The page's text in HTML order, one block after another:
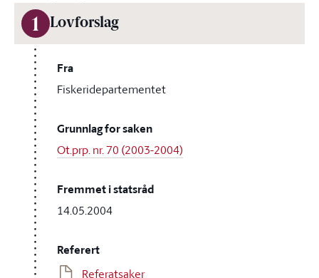
1 Lovforslag
Fra
Fiskeridepartementet
Grunnlag for saken
Ot.prp. nr. 70 (2003-2004)
Fremmet i statsråd
14.05.2004
Referert
Referatsaker